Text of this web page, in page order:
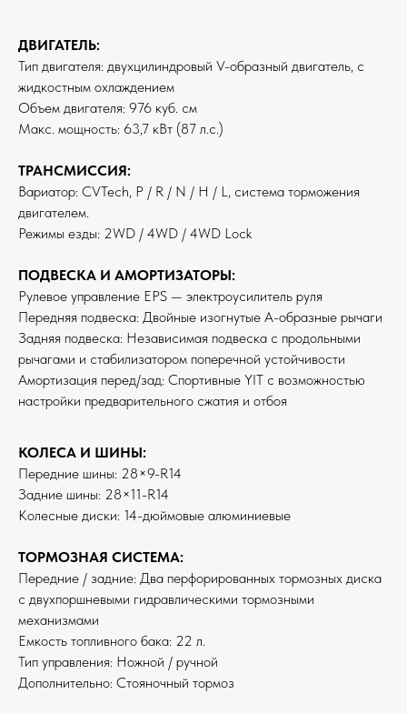
ДВИГАТЕЛЬ:
Тип двигателя: двухцилиндровый V-образный двигатель, с
жидкостным охлаждением
Объем двигателя: 976 куб. см
Макс. мощность: 63,7 кВт (87 л.с.)
ТРАНСМИССИЯ:
Вариатор: CVTech, P / R / N / H / L, система торможения
двигателем.
Режимы езды: 2WD / 4WD / 4WD Lock
ПОДВЕСКА И АМОРТИЗАТОРЫ:
Рулевое управление EPS — электроусилитель руля
Передняя подвеска: Двойные изогнутые А-образные рычаги
Задняя подвеска: Независимая подвеска с продольными
рычагами и стабилизатором поперечной устойчивости
Амортизация перед/зад: Спортивные YIT с возможностью
настройки предварительного сжатия и отбоя
КОЛЕСА И ШИНЫ:
Передние шины: 28×9-R14
Задние шины: 28×11-R14
Колесные диски: 14-дюймовые алюминиевые
ТОРМОЗНАЯ СИСТЕМА:
Передние / задние: Два перфорированных тормозных диска
с двухпоршневыми гидравлическими тормозными
механизмами
Емкость топливного бака: 22 л.
Тип управления: Ножной / ручной
Дополнительно: Стояночный тормоз